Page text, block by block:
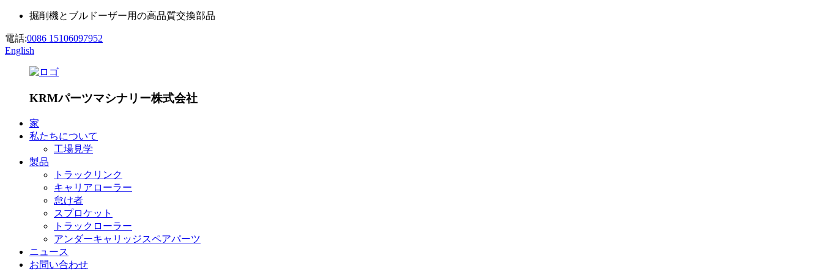
掘削機とブルドーザー用の高品質交換部品
電話:0086 15106097952
English
KRMパーツマシナリー株式会社
家
私たちについて
工場見学
製品
トラックリンク
キャリアローラー
怠け者
スプロケット
トラックローラー
アンダーキャリッジスペアパーツ
ニュース
お問い合わせ